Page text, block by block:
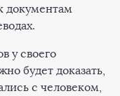
документам
у своего
будет доказать,
с человеком,